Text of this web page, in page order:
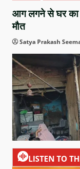
आग लगने से घर का
मौत
Satya Prakash
LISTEN TO